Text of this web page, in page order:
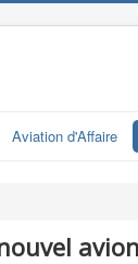
Aviation d'Affaire